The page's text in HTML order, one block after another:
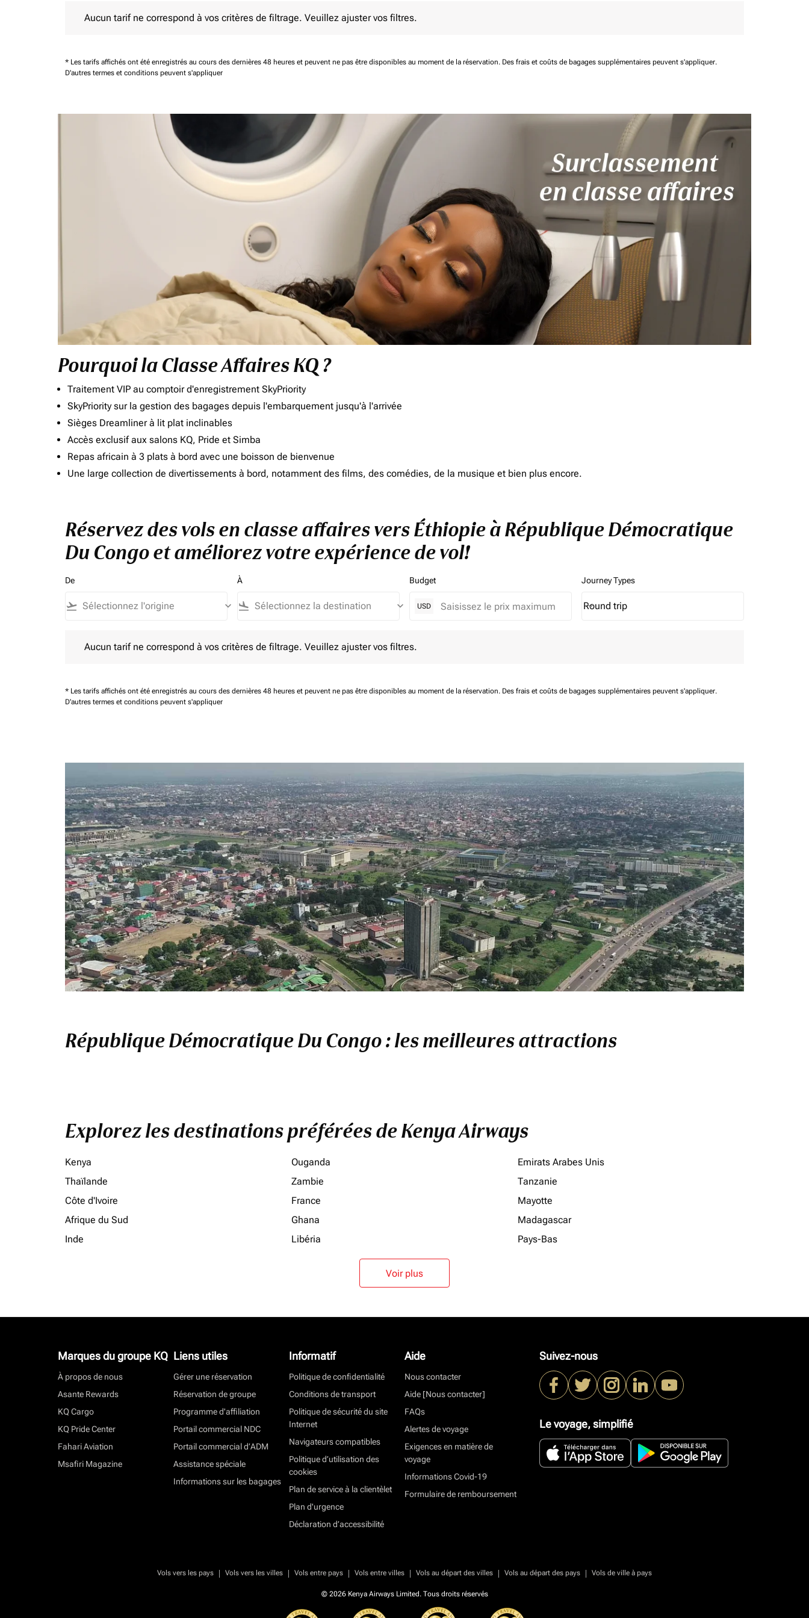
Aucun tarif ne correspond à vos critères de filtrage. Veuillez ajuster vos filtres.
* Les tarifs affichés ont été enregistrés au cours des dernières 48 heures et peuvent ne pas être disponibles au moment de la réservation. Des frais et coûts de bagages supplémentaires peuvent s'appliquer.
D'autres termes et conditions peuvent s'appliquer
Pourquoi la Classe Affaires KQ ?
Traitement VIP au comptoir d'enregistrement SkyPriority
SkyPriority sur la gestion des bagages depuis l'embarquement jusqu'à l'arrivée
Sièges Dreamliner à lit plat inclinables
Accès exclusif aux salons KQ, Pride et Simba
Repas africain à 3 plats à bord avec une boisson de bienvenue
Une large collection de divertissements à bord, notamment des films, des comédies, de la musique et bien plus encore.
Réservez des vols en classe affaires vers Éthiopie à République Démocratique
Du Congo et améliorez votre expérience de vol!
De
flight_takeoff keyboard_arrow_down
À
flight_land keyboard_arrow_down
Budget
USD
Journey Types
Journey Types option Round trip Selected
Round trip
keyboard_arrow_down
Aucun tarif ne correspond à vos critères de filtrage. Veuillez ajuster vos filtres.
* Les tarifs affichés ont été enregistrés au cours des dernières 48 heures et peuvent ne pas être disponibles au moment de la réservation. Des frais et coûts de bagages supplémentaires peuvent s'appliquer.
D'autres termes et conditions peuvent s'appliquer
République Démocratique Du Congo : les meilleures attractions
Explorez les destinations préférées de Kenya Airways
Kenya Ouganda
Emirats Arabes Unis
Thaïlande
Zambie
Tanzanie
Côte d'Ivoire
France
Mayotte
Afrique du Sud
Ghana
Madagascar
Inde
Libéria Pays-Bas
Voir plus
Marques du groupe KQ
À propos de nous
Asante Rewards
KQ Cargo
KQ Pride Center
Fahari Aviation
Msafiri Magazine
Liens utiles
Gérer une réservation
Réservation de groupe
Programme d'affiliation
Portail commercial NDC
Portail commercial d’ADM
Assistance spéciale
Informations sur les bagages
Informatif
Politique de confidentialité
Conditions de transport
Politique de sécurité du site
Internet
Navigateurs compatibles
Politique d’utilisation des
cookies
Plan de service à la clientèlet
Plan d'urgence
Déclaration d’accessibilité
Aide
Nous contacter
Aide [Nous contacter]
FAQs
Alertes de voyage
Exigences en matière de
voyage
Informations Covid-19
Formulaire de remboursement
Suivez-nous
Le voyage, simplifié
Vols vers les pays | Vols vers les villes | Vols entre pays | Vols entre villes | Vols au départ des villes | Vols au départ des pays | Vols de ville à pays
© 2026 Kenya Airways Limited. Tous droits réservés